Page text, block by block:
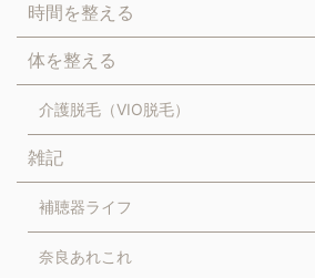
時間を整える
体を整える
介護脱毛（VIO脱毛）
雑記
補聴器ライフ
奈良あれこれ